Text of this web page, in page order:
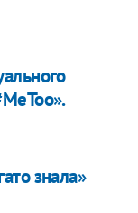
знала»